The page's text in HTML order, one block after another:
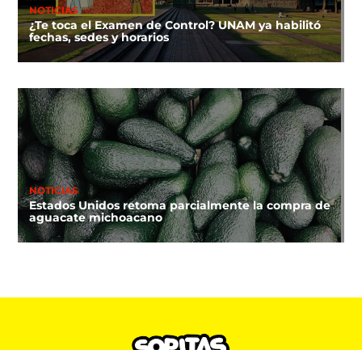
NOTICIAS
¿Te toca el Examen de Control? UNAM ya habilitó
fechas, sedes y horarios
NOTICIAS
Estados Unidos retoma parcialmente la compra de
aguacate michoacano